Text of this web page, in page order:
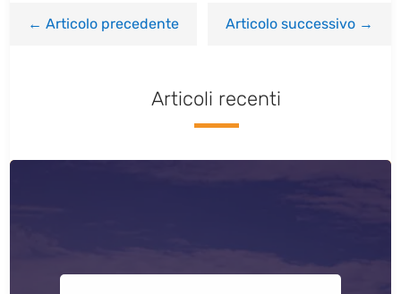
←Articolo precedente Articolo successivo→
Articoli recenti